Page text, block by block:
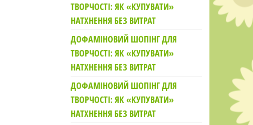
ТВОРЧОСТІ: ЯК «КУПУВАТИ»
НАТХНЕННЯ БЕЗ ВИТРАТ
ДОФАМІНОВИЙ ШОПІНГ ДЛЯ
ТВОРЧОСТІ: ЯК «КУПУВАТИ»
НАТХНЕННЯ БЕЗ ВИТРАТ
ДОФАМІНОВИЙ ШОПІНГ ДЛЯ
ТВОРЧОСТІ: ЯК «КУПУВАТИ»
НАТХНЕННЯ БЕЗ ВИТРАТ